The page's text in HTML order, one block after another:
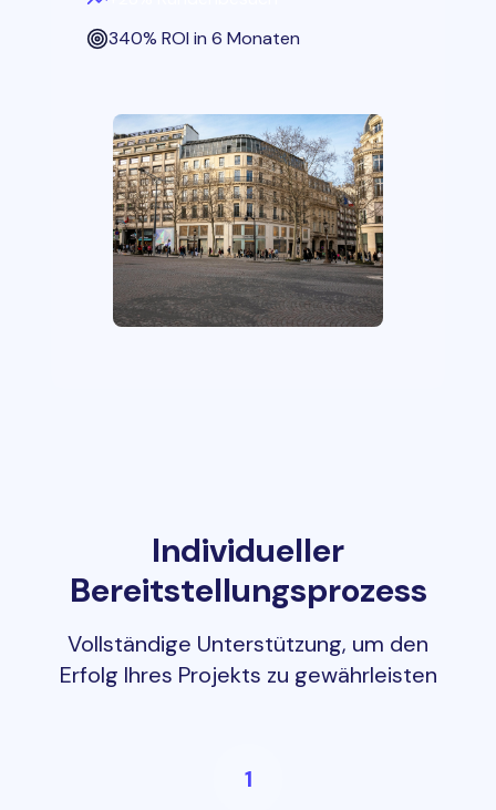
340% ROI in 6 Monaten
Individueller
Bereitstellungsprozess
Vollständige Unterstützung, um den
Erfolg Ihres Projekts zu gewährleisten
1